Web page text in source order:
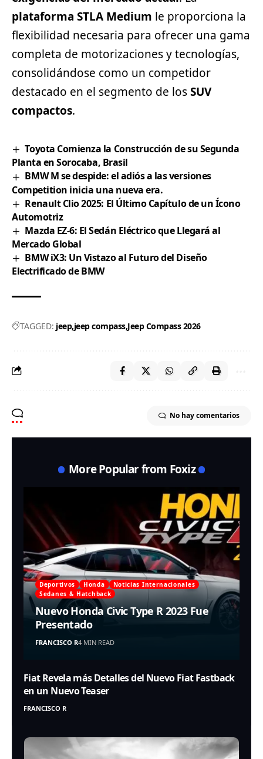
plataforma STLA Medium le proporciona la
flexibilidad necesaria para ofrecer una gama
completa de motorizaciones y tecnologías,
consolidándose como un competidor
destacado en el segmento de losSUV
compactos.
Toyota Comienza la Construcción de su Segunda
Planta en Sorocaba, Brasil
BMW M se despide: el adiós a las versiones
Competition inicia una nueva era.
Renault Clio 2025: El Último Capítulo de un Ícono
Automotriz
Mazda EZ-6: El Sedán Eléctrico que Llegará al
Mercado Global
BMW iX3: Un Vistazo al Futuro del Diseño
Electrificado de BMW
TAGGED: jeep jeep compass Jeep Compass 2026
No hay comentarios
More Popular from Foxiz
Deportivos Honda
Noticias Internacionales
Sedanes & Hatchback
Nuevo Honda Civic Type R 2023 Fue
Presentado
FRANCISCO R4 MIN READ
Fiat Revela más Detalles del Nuevo Fiat Fastback
en un Nuevo Teaser
FRANCISCO R